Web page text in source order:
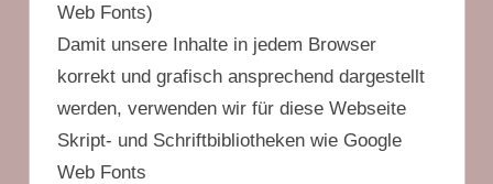
Web Fonts)
Damit unsere Inhalte in jedem Browser
korrekt und grafisch ansprechend dargestellt
werden, verwenden wir für diese Webseite
Skript- und Schriftbibliotheken wie Google
Web Fonts